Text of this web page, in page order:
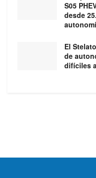
S05
desde
El
de
difíciles